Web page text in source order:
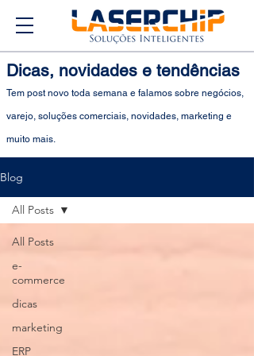
Dicas, novidades e tendências
Tem post novo toda semana e falamos sobre negócios,
varejo, soluções comerciais, novidades, marketing e
muito mais.
Blog
All Posts
e-
commerce
dicas
marketing
ERP
All Posts